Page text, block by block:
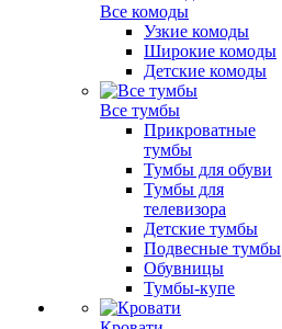
Все комоды
Узкие комоды
Широкие комоды
Детские комоды
Все тумбы
Прикроватные
тумбы
Тумбы для обуви
Тумбы для
телевизора
Детские тумбы
Подвесные тумбы
Обувницы
Тумбы-купе